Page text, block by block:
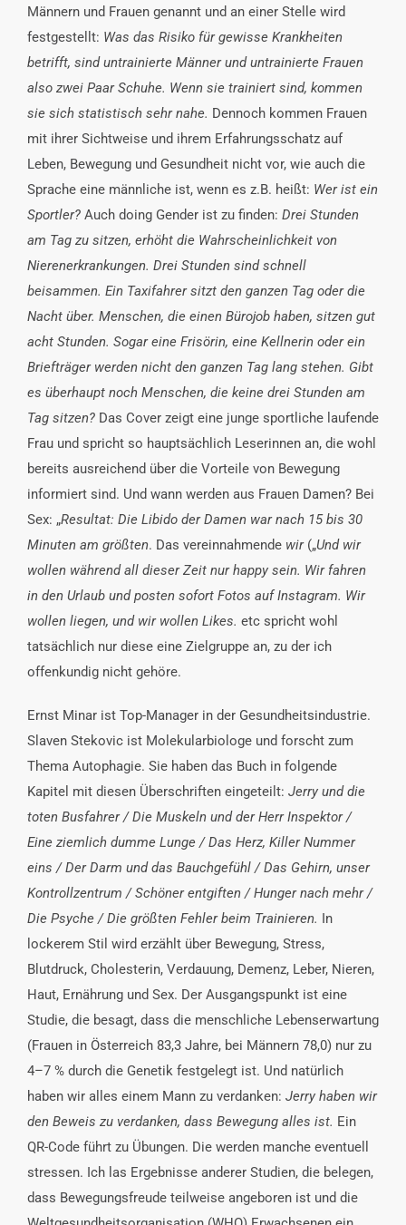
Männern und Frauen genannt und an einer Stelle wird
festgestellt: Was das Risiko für gewisse Krankheiten
betrifft, sind untrainierte Männer und untrainierte Frauen
also zwei Paar Schuhe. Wenn sie trainiert sind, kommen
sie sich statistisch sehr nahe. Dennoch kommen Frauen
mit ihrer Sichtweise und ihrem Erfahrungsschatz auf
Leben, Bewegung und Gesundheit nicht vor, wie auch die
Sprache eine männliche ist, wenn es z.B. heißt: Wer ist ein
Sportler? Auch doing Gender ist zu finden: Drei Stunden
am Tag zu sitzen, erhöht die Wahrscheinlichkeit von
Nierenerkrankungen. Drei Stunden sind schnell
beisammen. Ein Taxifahrer sitzt den ganzen Tag oder die
Nacht über. Menschen, die einen Bürojob haben, sitzen gut
acht Stunden. Sogar eine Frisörin, eine Kellnerin oder ein
Briefträger werden nicht den ganzen Tag lang stehen. Gibt
es überhaupt noch Menschen, die keine drei Stunden am
Tag sitzen? Das Cover zeigt eine junge sportliche laufende
Frau und spricht so hauptsächlich Leserinnen an, die wohl
bereits ausreichend über die Vorteile von Bewegung
informiert sind. Und wann werden aus Frauen Damen? Bei
Sex: „Resultat: Die Libido der Damen war nach 15 bis 30
Minuten am größten. Das vereinnahmende wir(„Und wir
wollen während all dieser Zeit nur happy sein. Wir fahren
in den Urlaub und posten sofort Fotos auf Instagram. Wir
wollen liegen, und wir wollen Likes. etc spricht wohl
tatsächlich nur diese eine Zielgruppe an, zu der ich
offenkundig nicht gehöre.
Ernst Minar ist Top-Manager in der Gesundheitsindustrie.
Slaven Stekovic ist Molekularbiologe und forscht zum
Thema Autophagie. Sie haben das Buch in folgende
Kapitel mit diesen Überschriften eingeteilt: Jerry und die
toten Busfahrer / Die Muskeln und der Herr Inspektor /
Eine ziemlich dumme Lunge / Das Herz, Killer Nummer
eins / Der Darm und das Bauchgefühl / Das Gehirn, unser
Kontrollzentrum / Schöner entgiften / Hunger nach mehr /
Die Psyche / Die größten Fehler beim Trainieren. In
lockerem Stil wird erzählt über Bewegung, Stress,
Blutdruck, Cholesterin, Verdauung, Demenz, Leber, Nieren,
Haut, Ernährung und Sex. Der Ausgangspunkt ist eine
Studie, die besagt, dass die menschliche Lebenserwartung
(Frauen in Österreich 83,3 Jahre, bei Männern 78,0) nur zu
4–7 % durch die Genetik festgelegt ist. Und natürlich
haben wir alles einem Mann zu verdanken: Jerry haben wir
den Beweis zu verdanken, dass Bewegung alles ist. Ein
QR-Code führt zu Übungen. Die werden manche eventuell
stressen. Ich las Ergebnisse anderer Studien, die belegen,
dass Bewegungsfreude teilweise angeboren ist und die